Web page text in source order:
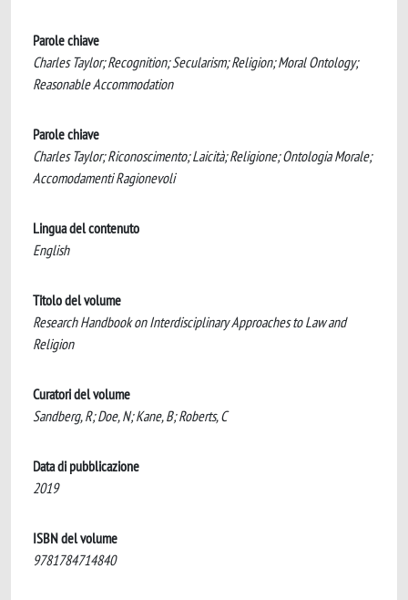
Parole chiave
Charles Taylor; Recognition; Secularism; Religion; Moral Ontology;
Reasonable Accommodation
Parole chiave
Charles Taylor; Riconoscimento; Laicità; Religione; Ontologia Morale;
Accomodamenti Ragionevoli
Lingua del contenuto
English
Titolo del volume
Research Handbook on Interdisciplinary Approaches to Law and
Religion
Curatori del volume
Sandberg, R; Doe, N; Kane, B; Roberts, C
Data di pubblicazione
2019
ISBN del volume
9781784714840